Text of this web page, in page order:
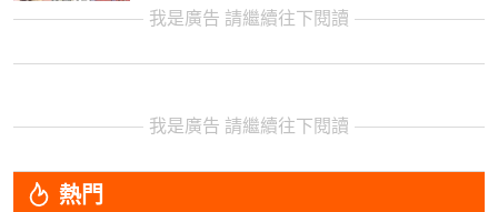
我是廣告 請繼續往下閱讀
我是廣告 請繼續往下閱讀
熱門